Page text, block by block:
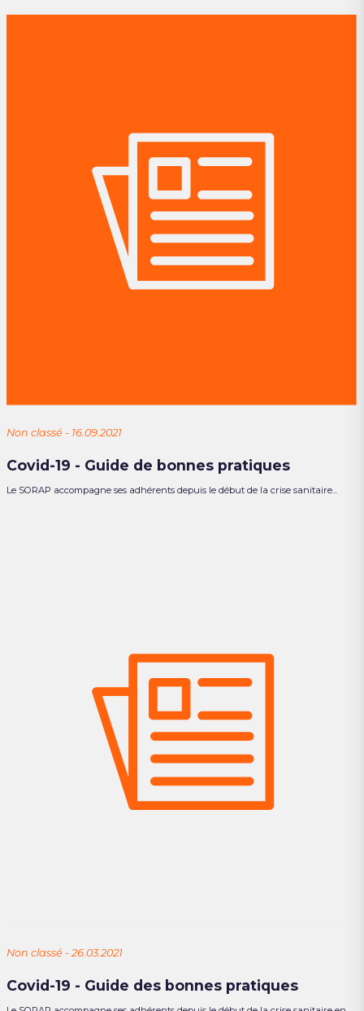
Non classé - 16.09.2021
Covid-19 - Guide de bonnes pratiques
Le SORAP accompagne ses adhérents depuis le début de la crise sanitaire...
Non classé - 26.03.2021
Covid-19 - Guide des bonnes pratiques